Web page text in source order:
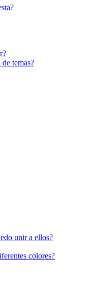
temas?
unir a ellos?
colores?